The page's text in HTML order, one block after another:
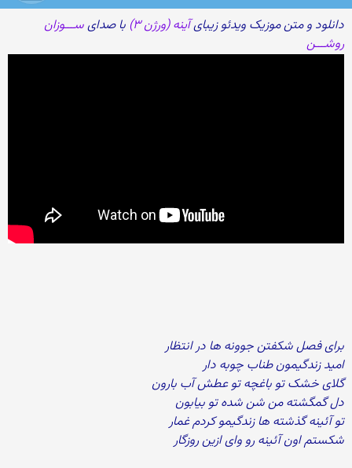
دانلود و متن موزیک ویدئو زیبایآینه (ورژن ۳) با صدایســـوزان
روشـــن
برای فصل شکفتن جوونه ها در انتظار
امید زندگیمون طناب چوبه دار
گلای خشک تو باغچه تو عطش آب بارون
دل گمگشته من شن شده تو بیابون
تو آئینه گذشته ها زندگیمو کردم غمار
شکستم اون آئینه رو وای ازین روزگار